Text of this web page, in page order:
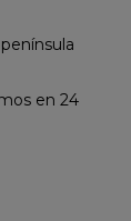
en 24